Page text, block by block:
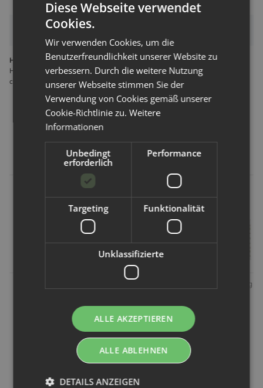
Bewertungen
Hersteller gemäß GPSR
Hamac rue du Faubourg Poissonniére 9 75009 Paris Frankreich
contact@hamac-paris.com
Kunden kauften dazu folgende
Artikel:
XKKO Wetbag
M Safari Granite
Windelvlies
100 Blatt
16x28cm
6,99 €*
No Waste Wrapping
Feuchttücher
Eukalyptus -
Diese Webseite verwendet
Cookies.
Wir verwenden Cookies, um die
Benutzerfreundlichkeit unserer Website zu
verbessern. Durch die weitere Nutzung
unserer Webseite stimmen Sie der
Verwendung von Cookies gemäß unserer
Cookie-Richtlinie zu.Weitere
Informationen
Unbedingt
erforderlich
Performance
Targeting Funktionalität
Unklassifizierte
ALLE AKZEPTIEREN
ALLE ABLEHNEN
DETAILS ANZEIGEN